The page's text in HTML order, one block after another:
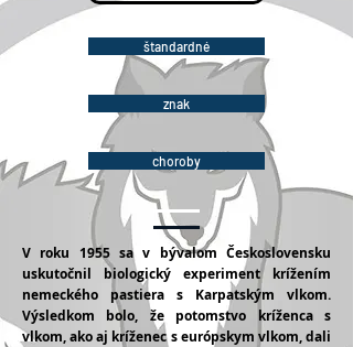
štandardné
znak
choroby
V roku 1955 sa v bývalom Československu
uskutočnil biologický experiment krížením
nemeckého pastiera s Karpatským vlkom.
Výsledkom bolo, že potomstvo kríženca s
vlkom, ako aj kríženec s európskym vlkom, dali